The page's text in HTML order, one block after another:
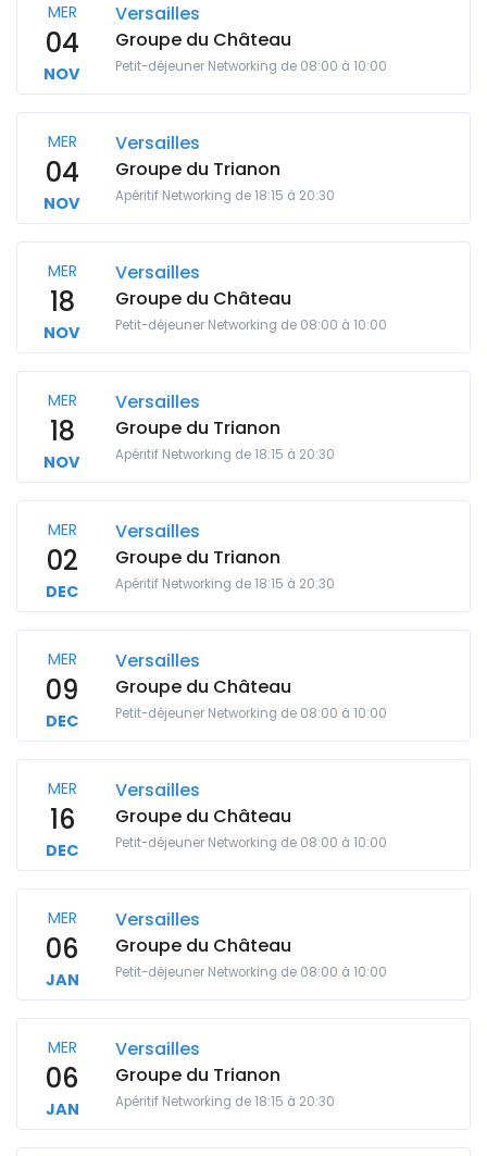
MER
04
NOV
Versailles
Groupe du Château
Petit-déjeuner Networking de 08:00 à 10:00
MER
04
NOV
Versailles
Groupe du Trianon
Apéritif Networking de 18:15 à 20:30
MER
18
NOV
Versailles
Groupe du Château
Petit-déjeuner Networking de 08:00 à 10:00
MER
18
NOV
Versailles
Groupe du Trianon
Apéritif Networking de 18:15 à 20:30
MER
02
DEC
Versailles
Groupe du Trianon
Apéritif Networking de 18:15 à 20:30
MER
09
DEC
Versailles
Groupe du Château
Petit-déjeuner Networking de 08:00 à 10:00
MER
16
DEC
Versailles
Groupe du Château
Petit-déjeuner Networking de 08:00 à 10:00
MER
06
JAN
Versailles
Groupe du Château
Petit-déjeuner Networking de 08:00 à 10:00
MER
06
JAN
Versailles
Groupe du Trianon
Apéritif Networking de 18:15 à 20:30